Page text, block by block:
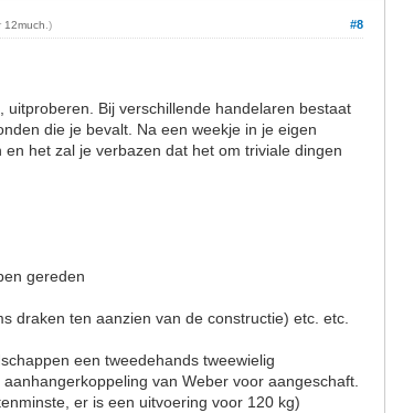
#8
12much .)
Bij verschillende handelaren bestaat
die je bevalt. Na een weekje in je eigen
het zal je verbazen dat het om triviale dingen
gereden
draken ten aanzien van de constructie) etc. etc.
een tweedehands tweewielig
van Weber voor aangeschaft.
er is een uitvoering voor 120 kg)